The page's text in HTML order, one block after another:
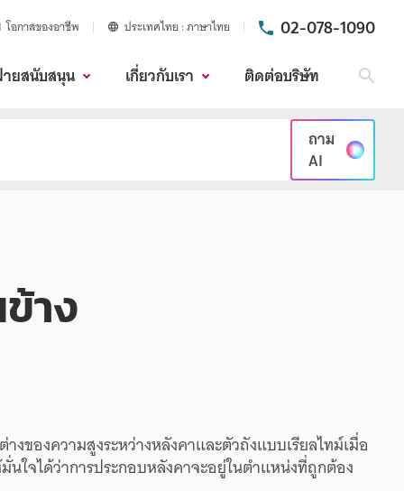
โอกาสของอาชีพ ประเทศไทย ภาษาไทย 02-078-1090
ยสนับสนุน เกี่ยวกับเรา ติดต่อบริษัท
ถาม
AI
าง
งของความสูงระหว่างหลังคาและตัวถังแบบเรียลไทม์เมื่อ
ใจได้ว่าการประกอบหลังคาจะอยู่ในตำแหน่งที่ถูกต้อง